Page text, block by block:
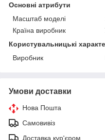
Основні атрибути
Масштаб моделі
Країна виробник
Користувальницькі
Виробник
Умови доставки
Нова Пошта
Самовивіз
Доставка кур'єром